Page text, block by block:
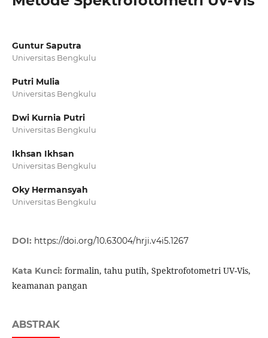
Guntur Saputra
Universitas Bengkulu
Putri Mulia
Universitas Bengkulu
Dwi Kurnia Putri
Universitas Bengkulu
Ikhsan Ikhsan
Universitas Bengkulu
Oky Hermansyah
Universitas Bengkulu
DOI: https://doi.org/10.63004/hrji.v4i5.1267
Kata Kunci: formalin, tahu putih, Spektrofotometri UV-Vis,
keamanan pangan
ABSTRAK